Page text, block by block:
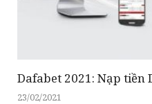
Dafabet 2021: Nạp tiền
23/02/2021